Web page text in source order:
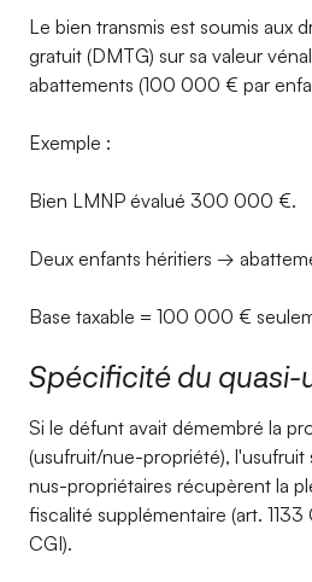
Le bien transmis est soumis aux
gratuit (DMTG) sur sa valeur
abattements (100 000 € par
Exemple :
Bien LMNP évalué 300 000 €.
Deux enfants héritiers →
Base taxable = 100 000 €
Spécificité du quasi-
Si le défunt avait démembré la
(usufruit/nue-propriété), l'usufruit
nus-propriétaires récupèrent la
fiscalité supplémentaire (art.
CGI).